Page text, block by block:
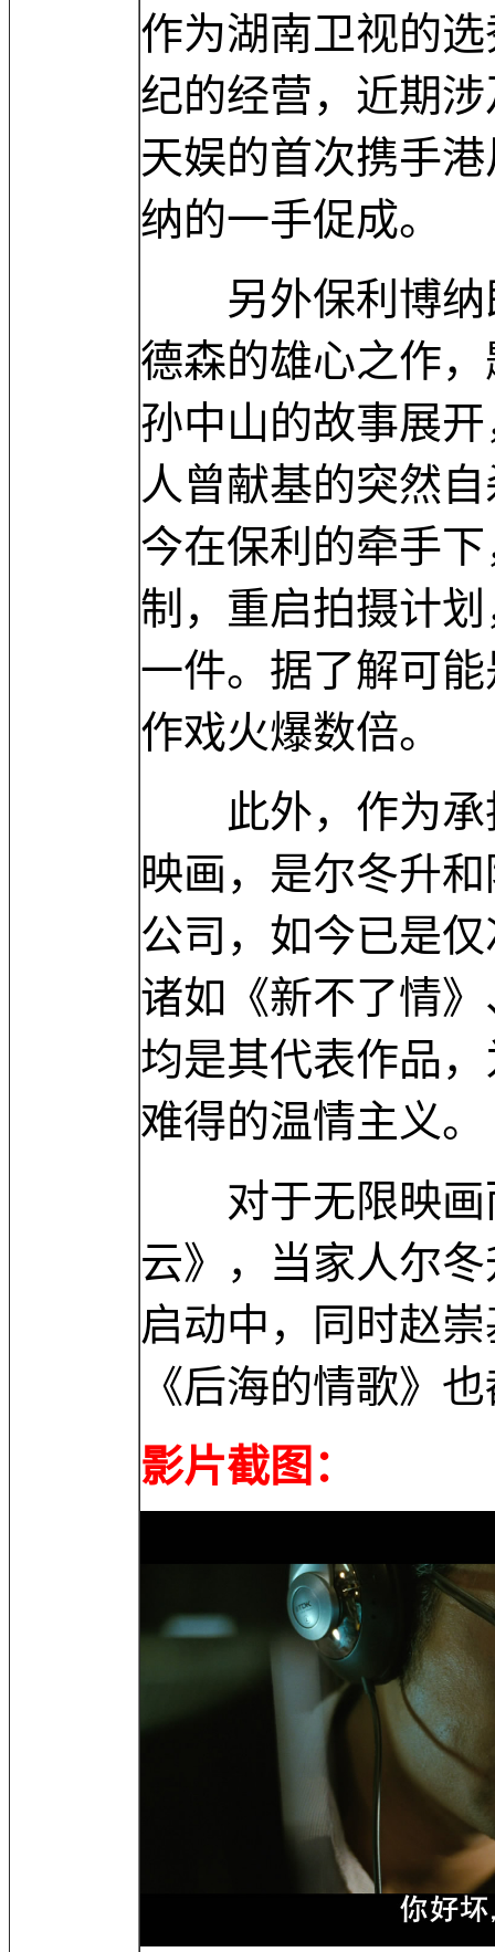
作为湖南卫视的
纪的经营，近期
天娱的首次携手
纳的一手促成。
另外保利博纳
德森的雄心之作
孙中山的故事展
人曾献基的突然
今在保利的牵手
制，重启拍摄计
一件。据了解可
作戏火爆数倍。
此外，作为承
映画，是尔冬升
公司，如今已是
诸如《新不了情
均是其代表作品
难得的温情主义。
对于无限映画
云》，当家人尔
启动中，同时赵
《后海的情歌》
影片截图：